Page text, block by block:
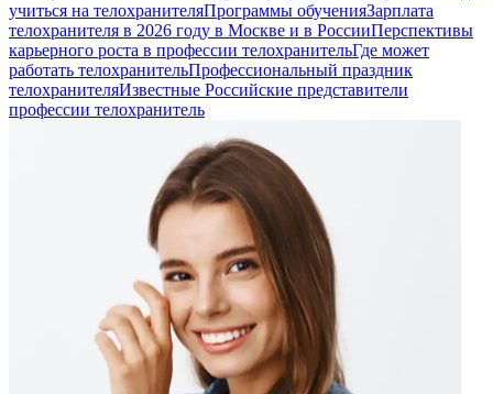
учиться на телохранителяПрограммы обученияЗарплата
телохранителя в 2026 году в Москве и в РоссииПерспективы
карьерного роста в профессии телохранительГде может
работать телохранительПрофессиональный праздник
телохранителяИзвестные Российские представители
профессии телохранитель